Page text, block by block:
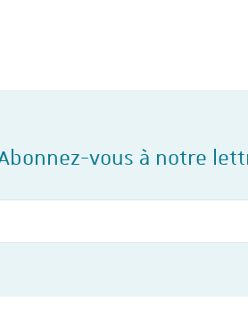
vous à notre